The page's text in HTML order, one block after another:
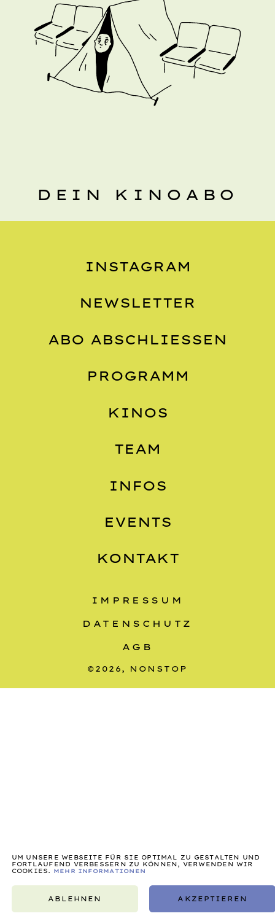
DEIN KINOABO
INSTAGRAM
NEWSLETTER
ABO ABSCHLIESSEN
PROGRAMM
KINOS
TEAM
INFOS
EVENTS
KONTAKT
IMPRESSUM
DATENSCHUTZ
AGB
©2026, NONSTOP
UM UNSERE WEBSEITE FÜR SIE OPTIMAL ZU GESTALTEN UND
FORTLAUFEND VERBESSERN ZU KÖNNEN, VERWENDEN WIR
COOKIES.
MEHR INFORMATIONEN
ABLEHNEN AKZEPTIEREN